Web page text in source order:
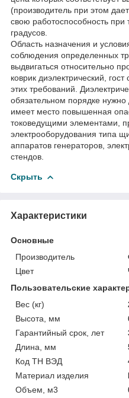
(производитель при этом
свою работоспособность
градусов.
Область назначения и
соблюдения определенных
выдвигаться относительно
коврик диэлектрический,
этих требований.
обязательном порядке
имеет место повышенная
токоведущими элементами,
электрооборудования типа
аппаратов генераторов,
стендов.
Скрыть
Характеристики
Основные
Производитель
Цвет
Пользовательские
Вес (кг)
Высота, мм
Гарантийный срок, лет
Длина, мм
Код ТН ВЭД
Материал изделия
Объем, м3